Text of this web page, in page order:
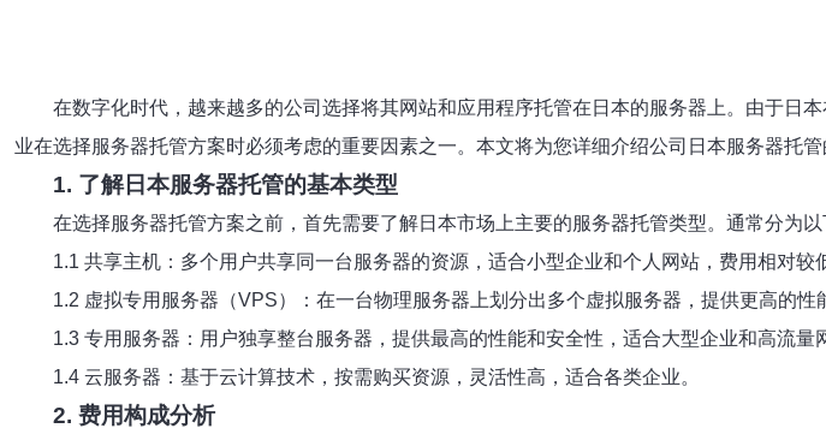
在数字化时代，越来越多的公司选择将其网站和应用程序托管在日本的服务器上。由于日
业在选择服务器托管方案时必须考虑的重要因素之一。本文将为您详细介绍公司日本服务器托
1. 了解日本服务器托管的基本类型
在选择服务器托管方案之前，首先需要了解日本市场上主要的服务器托管类型。通常分为以
1.1 共享主机：多个用户共享同一台服务器的资源，适合小型企业和个人网站，费用相对较
1.2 虚拟专用服务器（VPS）：在一台物理服务器上划分出多个虚拟服务器，提供更高的性
1.3 专用服务器：用户独享整台服务器，提供最高的性能和安全性，适合大型企业和高流量
1.4 云服务器：基于云计算技术，按需购买资源，灵活性高，适合各类企业。
2. 费用构成分析